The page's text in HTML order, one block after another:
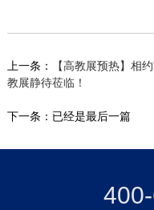
上一条：
【高教展预热】相
教展静待莅临！
下一条：已经是最后一篇